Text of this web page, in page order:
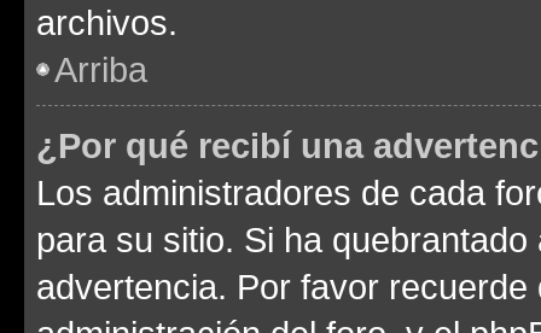
archivos.
Arriba
¿Por qué recibí una
Los administradores de cada
para su sitio. Si ha
advertencia. Por favor